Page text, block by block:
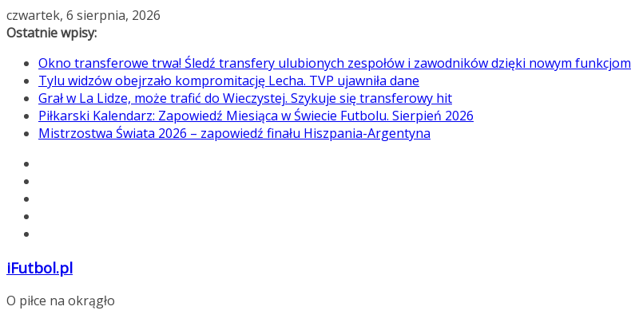
Przejdź
do
czwartek, 6 sierpnia, 2026
Ostatnie wpisy:
Okno transferowe trwa! Śledź transfery ulubionych zespołów i zawodników dzięki nowym funkcjom
Tylu widzów obejrzało kompromitację Lecha. TVP ujawniła dane
Grał w La Lidze, może trafić do Wieczystej. Szykuje się transferowy hit
Piłkarski Kalendarz: Zapowiedź Miesiąca w Świecie Futbolu. Sierpień 2026
Mistrzostwa Świata 2026 – zapowiedź finału Hiszpania-Argentyna
iFutbol.pl
O piłce na okrągło